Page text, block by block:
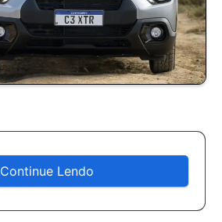
Continue Lendo